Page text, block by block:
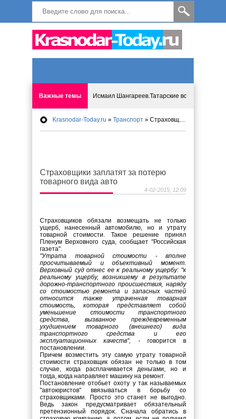
Важные темы Исмаил Шангареев.Татарские встречи на
Программа «Мир без слёз» впервые в Анапе:
Исмагил Шангареев. В поисках внутренней
Krasnodar-Today.ru » Транспорт » Страховщики заплатят за потерю товарного вида авто
Страховщики заплатят за потерю
товарного вида авто
4-02-2015, 12:09
Cтраховщиков обязали возмещать не только
ущерб, нанесенный автомобилю, но и утрату
товарной стоимости. Такое решение принял
Пленум Верховного суда, сообщает "Российская
газета".
"Утрата товарной стоимости - вполне
просчитываемый и объективный момент.
Верховный суд отнес ее к реальному ущербу: "к
реальному ущербу, возникшему в результате
дорожно-транспортного происшествия, наряду
со стоимостью ремонта и запасных частей
относится также утраченная товарная
стоимость, которая представляет собой
уменьшение стоимости транспортного
средства, вызванное преждевременным
ухудшением товарного (внешнего) вида
транспортного средства и его
эксплуатационных качеств", - говорится в
постановлении.
Причем возместить эту самую утрату товарной
стоимости страховщик обязан не только в том
случае, когда расплачивается деньгами, но и
тогда, когда направляет машину на ремонт.
Постановление отобьет охоту у так называемых
"автоюристов" ввязываться в борьбу со
страховщиками. Просто это станет не выгодно.
Ведь закон предусматривает обязательный
претензионный порядок. Сначала обратись в